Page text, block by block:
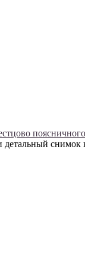
снимок